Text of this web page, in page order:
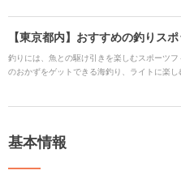
【東京都内】おすすめの釣りス
釣りには、魚との駆け引きを楽しむスポーツ
のおかずをゲットできる海釣り、ライトに楽
基本情報